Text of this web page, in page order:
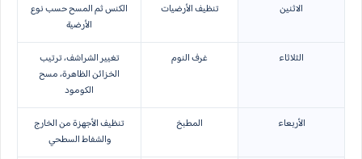
الاثنين
تنظيف الأرضيات
الكنس ثم المسح حسب نوع
الأرضية
الثلاثاء
غرف النوم
تغيير الشراشف، ترتيب
الخزائن الظاهرة، مسح
الكومود
الأربعاء
المطبخ
تنظيف الأجهزة من الخارج
والشفاط السطحي